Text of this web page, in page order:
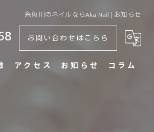
糸魚川のネイルならAka Nail | お知らせ
お問い合わせはこちら
アクセス お知らせ コラム